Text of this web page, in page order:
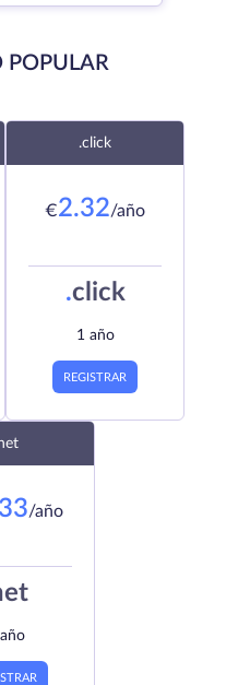
POPULAR
.click
€2.32/año
.click
1 año
REGISTRAR
/año